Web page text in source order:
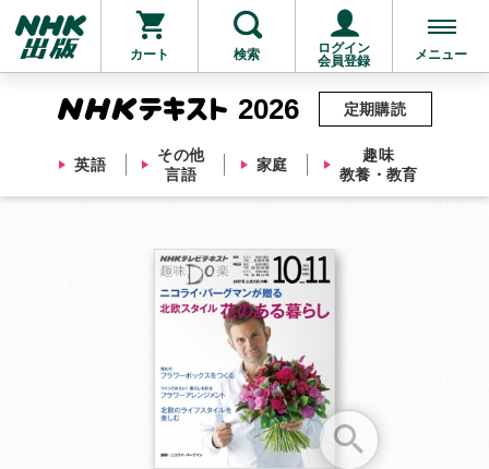
カート 検索
ログイン
会員登録
メニュー
2026
英語
その他
言語
家庭
趣味
教養・教育
定期購読
他にも商品を買う